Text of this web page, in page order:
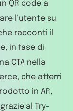
QR code al
l’utente su
racconti il
in fase di
CTA nella
che atterri
in AR,
al Try-